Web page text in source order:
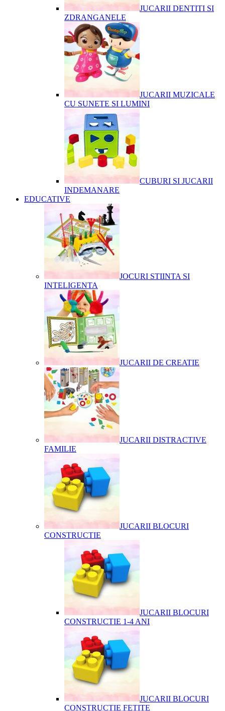
JUCARII DENTITI SI
ZDRANGANELE
JUCARII MUZICALE
CU SUNETE SI LUMINI
CUBURI SI JUCARII
INDEMANARE
EDUCATIVE
JOCURI STIINTA SI
INTELIGENTA
JUCARII DE CREATIE
JUCARII DISTRACTIVE
FAMILIE
JUCARII BLOCURI
CONSTRUCTIE
JUCARII BLOCURI
CONSTRUCTIE 1-4 ANI
JUCARII BLOCURI
CONSTRUCTIE FETITE